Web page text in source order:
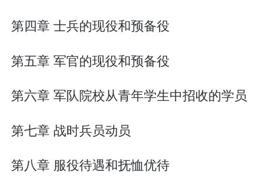
第四章 士兵的现役和预备役
第五章 军官的现役和预备役
第六章 军队院校从青年学生中招收的学员
第七章 战时兵员动员
第八章 服役待遇和抚恤优待